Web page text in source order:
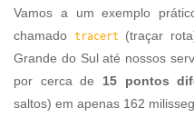
Vamos a um exemplo
chamado tracert
(traçar
Grande do Sul até nossos
por cerca de 15 pontos
saltos) em apenas 162